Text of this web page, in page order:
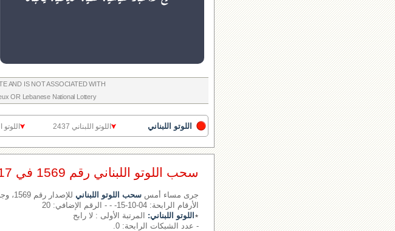
AND IS NOT ASSOCIATED WITH
OR Lebanese National Lottery
اللوتو اللبناني اللوتو اللبناني 2437 اللوتو
سحب اللوتو اللبناني رقم 1569 في 2017-12-11
جرى مساء أمس سحب اللوتو اللبناني للإصدار رقم 1569، وجاءت النتيجة على الشكل الآتي:
الأرقام الرابحة: 04-10-15- - - الرقم الإضافي: 20
٭ اللوتو اللبناني: المرتبة الأولى : لا رابح
- عدد الشبكات الرابحة: 0.